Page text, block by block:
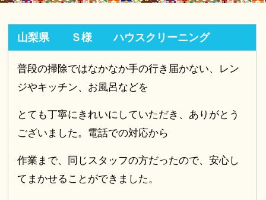
山梨県 Ｓ様 ハウスクリーニング
普段の掃除ではなかなか手の行き届かない、レン
ジやキッチン、お風呂などを
とても丁寧にきれいにしていただき、ありがとう
ございました。電話での対応から
作業まで、同じスタッフの方だったので、安心し
てまかせることができました。